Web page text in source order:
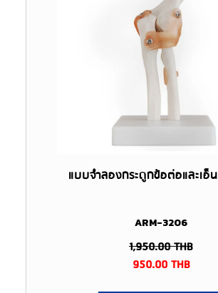
แบบจำลองกระดูกข้อต่อและเอ็
ARM-3206
1,950.00THB
950.00THB